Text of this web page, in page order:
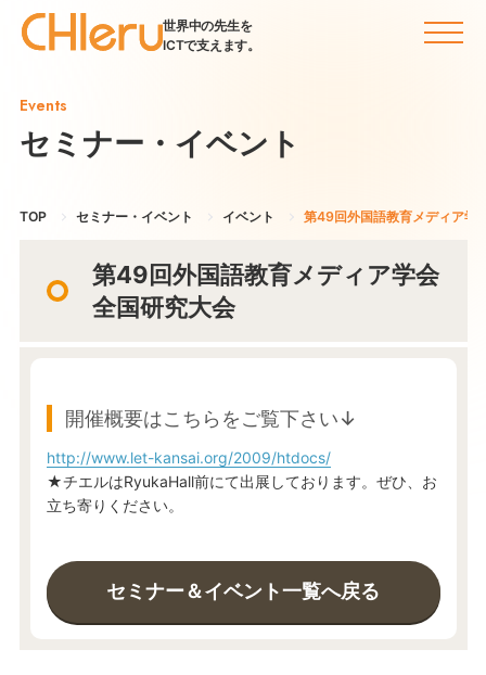
世界中の先生を
ICTで支えます。
Events
セミナー・イベント
TOP セミナー・イベント イベント 第49回外国語教育メディア学
第49回外国語教育メディア学会
全国研究大会
開催概要はこちらをご覧下さい↓
http://www.let-kansai.org/2009/htdocs/
★チエルはRyukaHall前にて出展しております。ぜひ、お
立ち寄りください。
セミナー＆イベント一覧へ戻る